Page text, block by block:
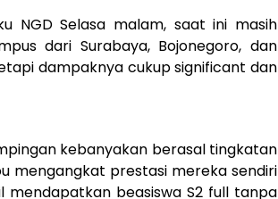
NGD Selasa malam, saat ini masih
dari Surabaya, Bojonegoro, dan
dampaknya cukup significant dan
kebanyakan berasal tingkatan
mengangkat prestasi mereka sendiri
mendapatkan beasiswa S2 full tanpa